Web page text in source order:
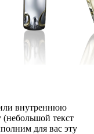
внутреннюю
текст
для вас эту